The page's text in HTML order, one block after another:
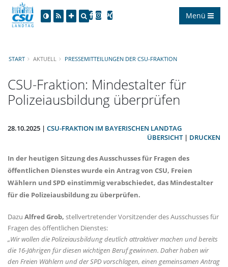
Menü
START AKTUELL PRESSEMITTEILUNGEN DER CSU-FRAKTION
CSU-Fraktion: Mindestalter für
Polizeiausbildung überprüfen
28.10.2025 | CSU-FRAKTION IM BAYERISCHEN LANDTAG
ÜBERSICHT| DRUCKEN
In der heutigen Sitzung des Ausschusses für Fragen des
öffentlichen Dienstes wurde ein Antrag von CSU, Freien
Wählern und SPD einstimmig verabschiedet, das Mindestalter
für die Polizeiausbildung zu überprüfen.
Dazu Alfred Grob, stellvertretender Vorsitzender des Ausschusses für
Fragen des öffentlichen Dienstes:
Wir wollen die Polizeiausbildung deutlich attraktiver machen und bereits
die 16-Jährigen für diesen wichtigen Beruf gewinnen. Daher haben wir
den Freien Wählern und der SPD vorschlagen, einen gemeinsamen Antrag